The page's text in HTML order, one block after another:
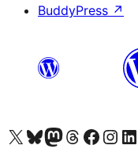
BuddyPress ↗
Besøk vår konto på X Visit our Bluesky account
Besøk vår Mastodon-konto
Visit our Threads account
Besøk vår Facebook-side
Besøk vårBesøk